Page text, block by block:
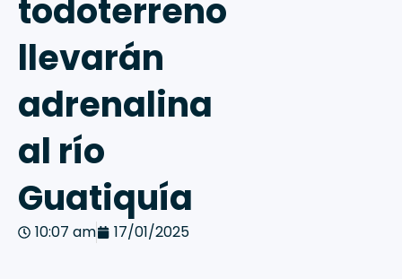
todoterreno
llevarán
adrenalina
al río
Guatiquía
10:07 am 17/01/2025